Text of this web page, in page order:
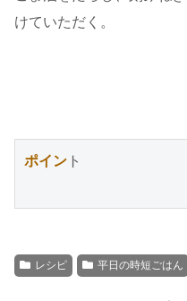
けていただく。
ポイン ト
レシピ 平日の時短ごはん